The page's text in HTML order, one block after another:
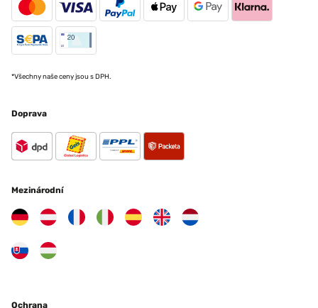
*Všechny naše ceny jsou s DPH.
Doprava
Mezinárodní
Ochrana